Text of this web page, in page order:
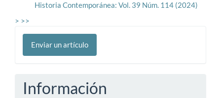
Historia Contemporánea: Vol. 39 Núm. 114 (2024)
> >>
Enviar
unEnviar un artículo
Información